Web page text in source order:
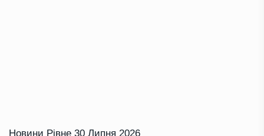
Новини Рівне 30 Липня 2026